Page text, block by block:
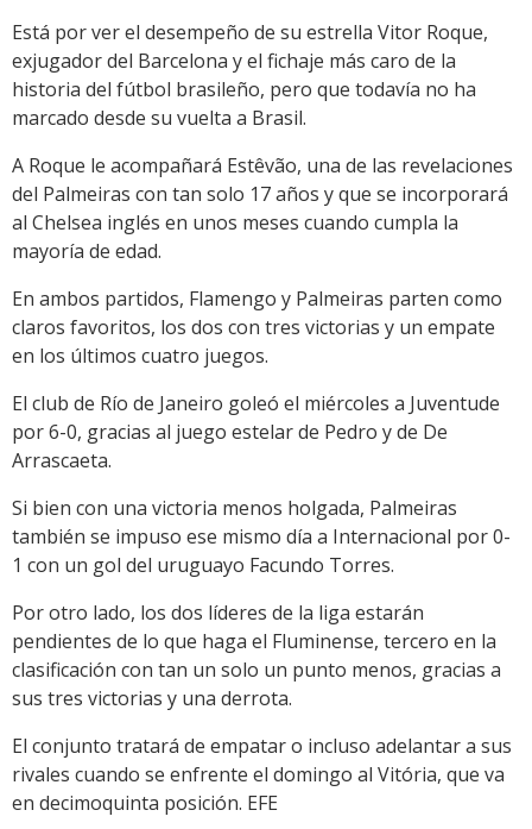
Está por ver el desempeño de su estrella Vitor Roque,
exjugador del Barcelona y el fichaje más caro de la
historia del fútbol brasileño, pero que todavía no ha
marcado desde su vuelta a Brasil.
A Roque le acompañará Estêvão, una de las revelaciones
del Palmeiras con tan solo 17 años y que se incorporará
al Chelsea inglés en unos meses cuando cumpla la
mayoría de edad.
En ambos partidos, Flamengo y Palmeiras parten como
claros favoritos, los dos con tres victorias y un empate
en los últimos cuatro juegos.
El club de Río de Janeiro goleó el miércoles a Juventude
por 6-0, gracias al juego estelar de Pedro y de De
Arrascaeta.
Si bien con una victoria menos holgada, Palmeiras
también se impuso ese mismo día a Internacional por 0-
1 con un gol del uruguayo Facundo Torres.
Por otro lado, los dos líderes de la liga estarán
pendientes de lo que haga el Fluminense, tercero en la
clasificación con tan un solo un punto menos, gracias a
sus tres victorias y una derrota.
El conjunto tratará de empatar o incluso adelantar a sus
rivales cuando se enfrente el domingo al Vitória, que va
en decimoquinta posición. EFE